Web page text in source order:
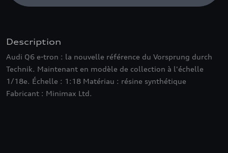
Description
Audi Q6 e-tron : la nouvelle référence du Vorsprung durch
Technik. Maintenant en modèle de collection à l'échelle
1/18e. Échelle : 1:18 Matériau : résine synthétique
Fabricant : Minimax Ltd.